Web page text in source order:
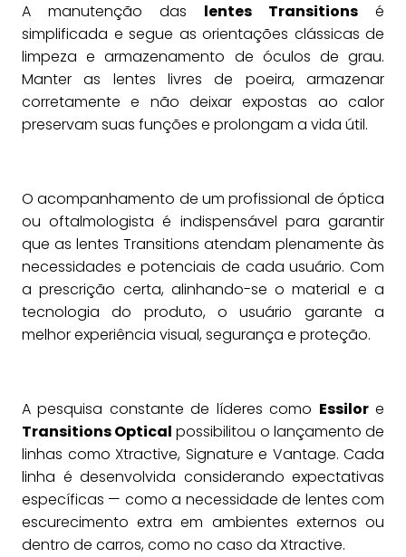
A manutenção das lentes Transitions é
simplificada e segue as orientações clássicas de
limpeza e armazenamento de óculos de grau.
Manter as lentes livres de poeira, armazenar
corretamente e não deixar expostas ao calor
preservam suas funções e prolongam a vida útil.
O acompanhamento de um profissional de óptica
ou oftalmologista é indispensável para garantir
que as lentes Transitions atendam plenamente às
necessidades e potenciais de cada usuário. Com
a prescrição certa, alinhando-se o material e a
tecnologia do produto, o usuário garante a
melhor experiência visual, segurança e proteção.
A pesquisa constante de líderes como Essilore
Transitions Optical possibilitou o lançamento de
linhas como Xtractive, Signature e Vantage. Cada
linha é desenvolvida considerando expectativas
específicas — como a necessidade de lentes com
escurecimento extra em ambientes externos ou
dentro de carros, como no caso da Xtractive.